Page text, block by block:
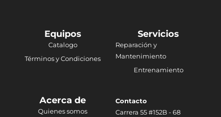
Equipos
Catalogo
Términos y Condiciones
Servicios
Reparación y
Mantenimiento
Entrenamiento
Acerca de
Quienes somos
Contacto
Carrera 55 #152B - 68